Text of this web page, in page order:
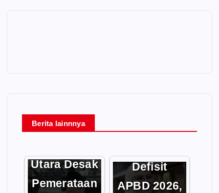
Berita lainnnya
Utara Desak
Pemerataan
Defisit
APBD 2026,